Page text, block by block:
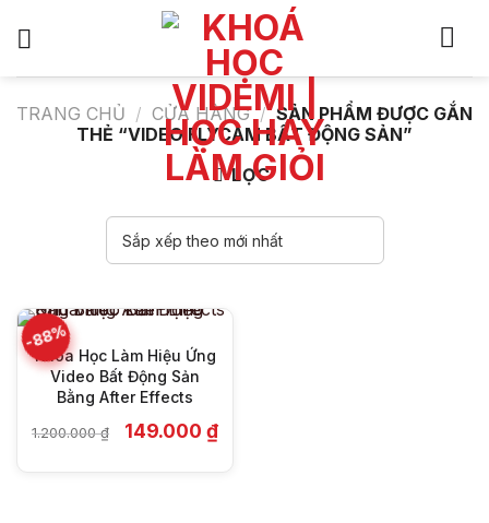
TRANG CHỦ / CỬA HÀNG / SẢN PHẨM ĐƯỢC GẮN
THẺ “VIDEO FLYCAM BẤT ĐỘNG SẢN”
LỌC
-88%
Khóa Học Làm Hiệu Ứng
Video Bất Động Sản
Bằng After Effects
1.200.000₫ Giá
gốc
149.000 ₫Giá
hiện